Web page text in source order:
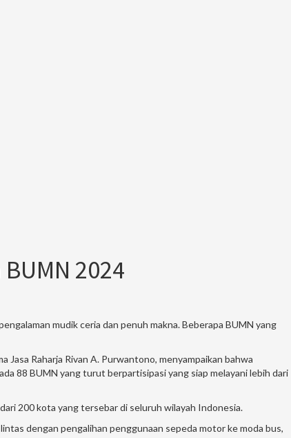
2024
mudik ceria dan penuh makna. Beberapa BUMN yang
Raharja Rivan A. Purwantono, menyampaikan bahwa
88 BUMN yang turut berpartisipasi yang siap melayani lebih dari
200 kota yang tersebar di seluruh wilayah Indonesia.
dengan pengalihan penggunaan sepeda motor ke moda bus,